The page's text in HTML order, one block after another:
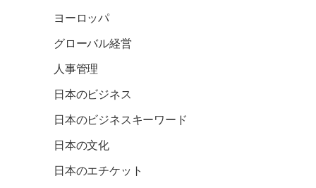
ヨーロッパ
グローバル経営
人事管理
日本のビジネス
日本のビジネスキーワード
日本の文化
日本のエチケット